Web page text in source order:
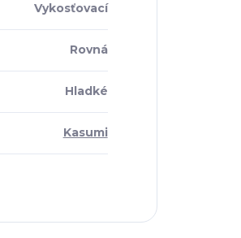
Vykosťovací
Rovná
Hladké
Kasumi